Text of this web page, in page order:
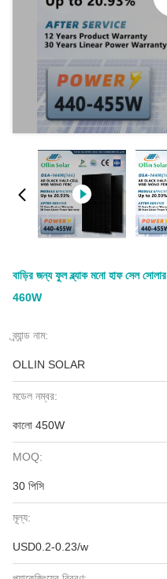
বাড়ির জন্য ফুল ব্ল্যাক মনো হাফ সেল
460W
ব্র্যান্ড নাম:
OLLIN SOLAR
মডেল নম্বর:
কালো 450W
MOQ:
30 পিসি
মূল্য:
USD0.2-0.23/w